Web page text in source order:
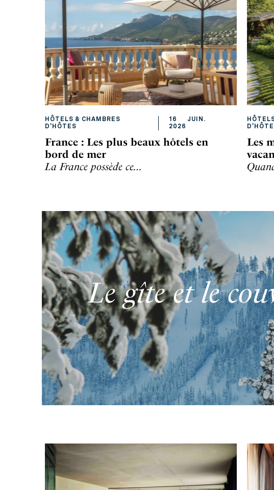
HÔTELS & CHAMBRES
D'HÔTES
16 JUIN .
2026
France : Les plus beaux hôtels en
bord de mer
La France possède ce…
Les
Le gîte et le